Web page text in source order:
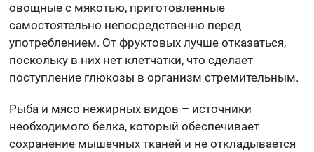
овощные с мякотью, приготовленные
самостоятельно непосредственно перед
употреблением. От фруктовых лучше отказаться,
поскольку в них нет клетчатки, что сделает
поступление глюкозы в организм стремительным.
Рыба и мясо нежирных видов – источники
необходимого белка, который обеспечивает
сохранение мышечных тканей и не откладывается